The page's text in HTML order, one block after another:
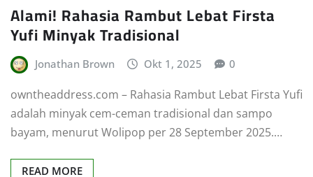
Alami! Rahasia Rambut Lebat Firsta
Yufi Minyak Tradisional
Jonathan Brown Okt 1, 2025 0
owntheaddress.com – Rahasia Rambut Lebat Firsta Yufi
adalah minyak cem-ceman tradisional dan sampo
bayam, menurut Wolipop per 28 September 2025.…
READ MORE